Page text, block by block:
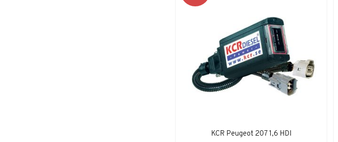
KCR Peugeot 207 1,6 HDI